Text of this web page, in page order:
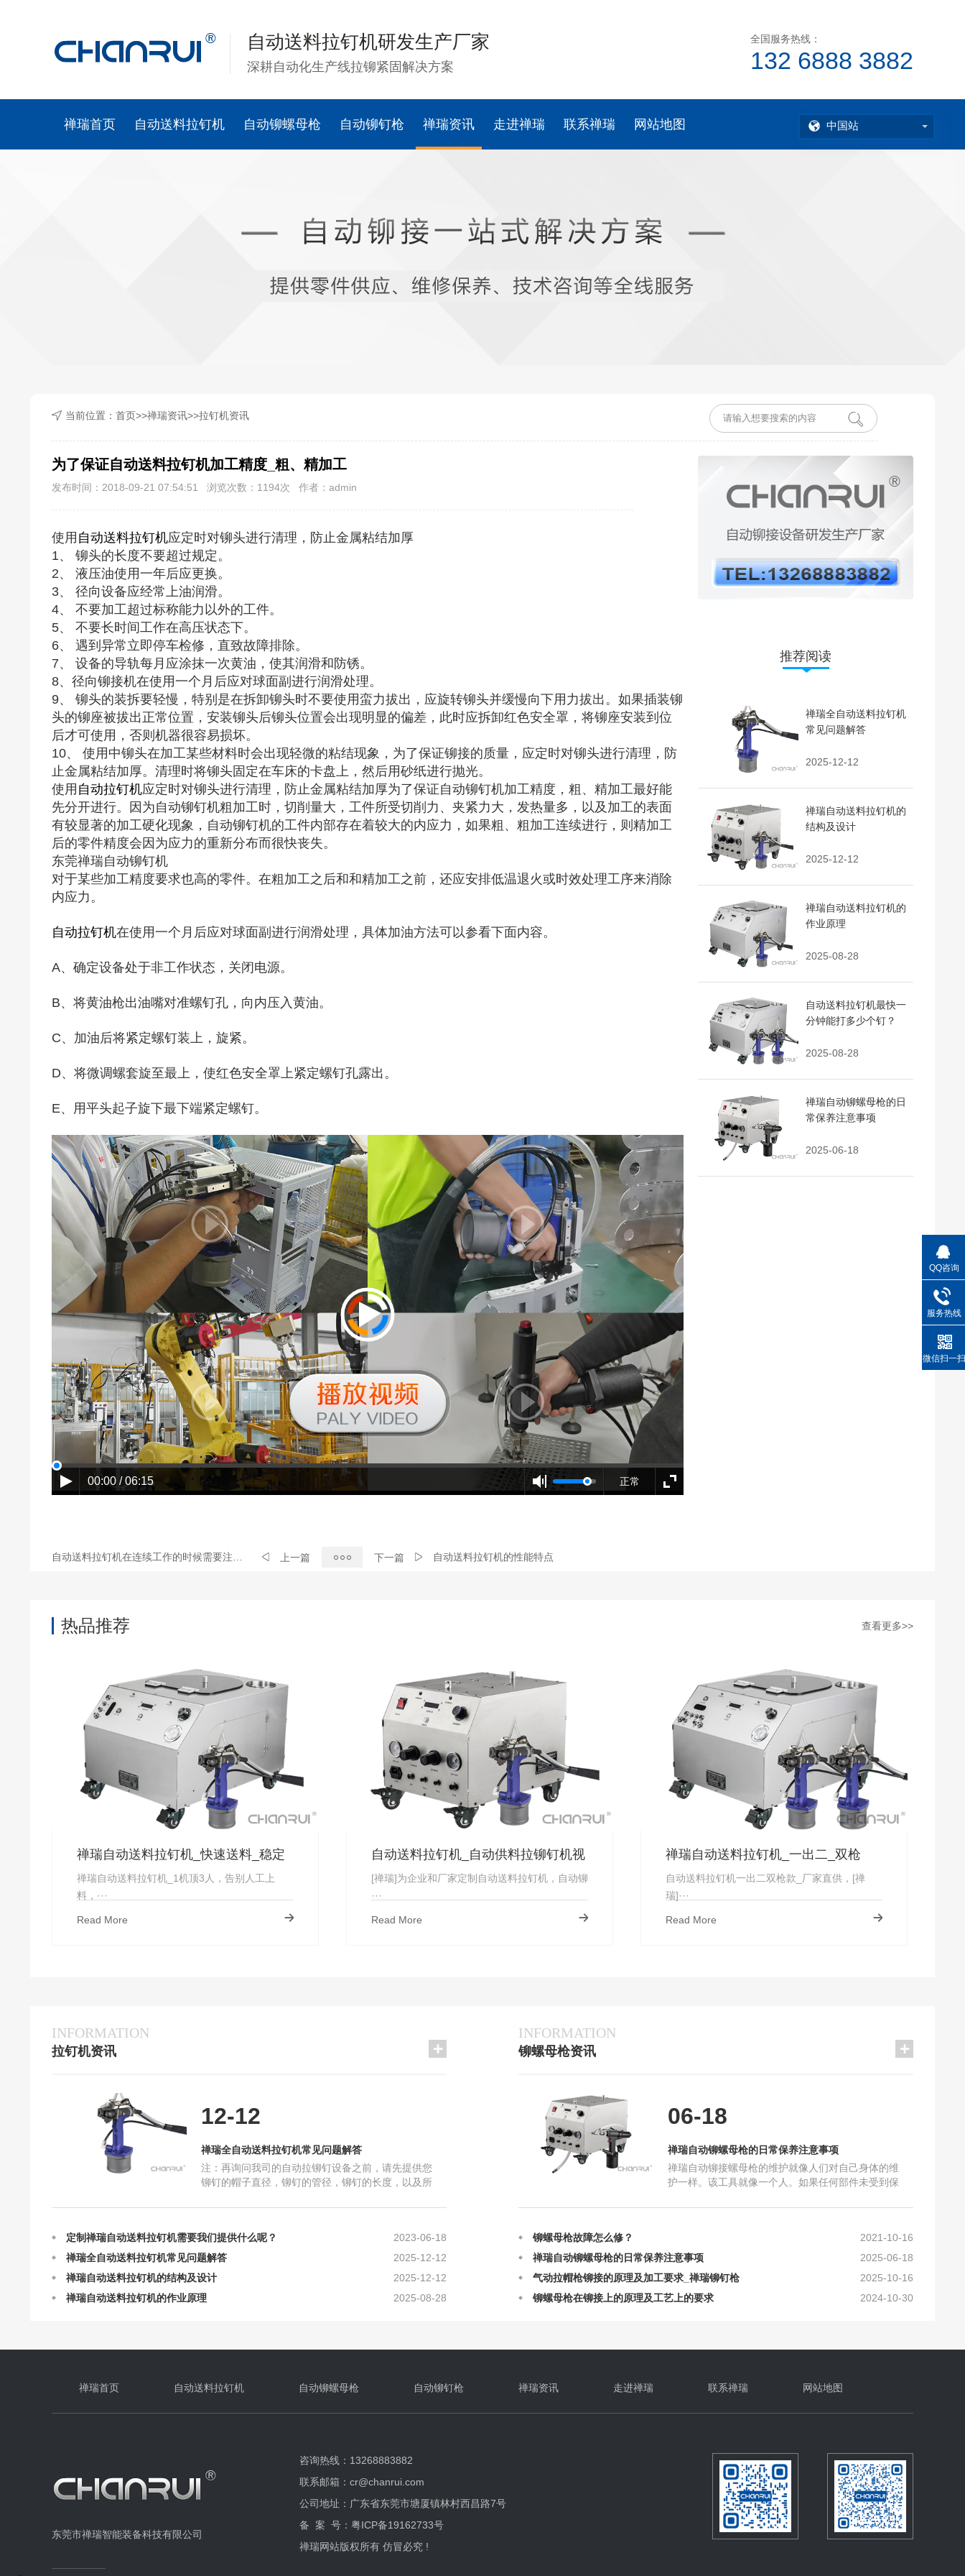
自动送料拉钉机研发生产厂家
深耕自动化生产线拉铆紧固解决方案
全国服务热线：
132 6888 3882
禅瑞首页 自动送料拉钉机 自动铆螺母枪 自动铆钉枪 禅瑞资讯 走进禅瑞 联系禅瑞 网站地图 中国站
当前位置： 首页>>禅瑞资讯>>拉钉机资讯
为了保证自动送料拉钉机加工精度_粗、精加工
发布时间：2018-09-21 07:54:51 浏览次数： 1194次 作者：admin
使用 自动送料拉钉机应定时对铆头进行清理，防止金属粘结加厚
1、 铆头的长度不要超过规定。
2、 液压油使用一年后应更换。
3、 径向设备应经常上油润滑。
4、 不要加工超过标称能力以外的工件。
5、 不要长时间工作在高压状态下。
6、 遇到异常立即停车检修，直致故障排除。
7、 设备的导轨每月应涂抹一次黄油，使其润滑和防锈。
8、径向铆接机在使用一个月后应对球面副进行润滑处理。
9、 铆头的装拆要轻慢，特别是在拆卸铆头时不要使用蛮力拔出，应旋转铆头并缓慢向下用力拔出。如果插装铆
头的铆座被拔出正常位置，安装铆头后铆头位置会出现明显的偏差，此时应拆卸红色安全罩，将铆座安装到位
后才可使用，否则机器很容易损坏。
10、 使用中铆头在加工某些材料时会出现轻微的粘结现象，为了保证铆接的质量，应定时对铆头进行清理，防
止金属粘结加厚。清理时将铆头固定在车床的卡盘上，然后用砂纸进行抛光。
使用 自动拉钉机应定时对铆头进行清理，防止金属粘结加厚为了保证自动铆钉机加工精度，粗、精加工最好能
先分开进行。因为自动铆钉机粗加工时，切削量大，工件所受切削力、夹紧力大，发热量多，以及加工的表面
有较显著的加工硬化现象，自动铆钉机的工件内部存在着较大的内应力，如果粗、粗加工连续进行，则精加工
后的零件精度会因为应力的重新分布而很快丧失。
东莞禅瑞自动铆钉机
对于某些加工精度要求也高的零件。在粗加工之后和和精加工之前，还应安排低温退火或时效处理工序来消除
内应力。
自动拉钉机在使用一个月后应对球面副进行润滑处理，具体加油方法可以参看下面内容。
A、确定设备处于非工作状态，关闭电源。
B、将黄油枪出油嘴对准螺钉孔，向内压入黄油。
C、加油后将紧定螺钉装上，旋紧。
D、将微调螺套旋至最上，使红色安全罩上紧定螺钉孔露出。
E、用平头起子旋下最下端紧定螺钉。
00:00 / 06:15 正常
上一篇 下一篇 自动送料拉钉机的性能特点
推荐阅读
禅瑞全自动送料拉钉机
常见问题解答
2025-12-12
禅瑞自动送料拉钉机的
结构及设计
2025-12-12
禅瑞自动送料拉钉机的
作业原理
2025-08-28
自动送料拉钉机最快一
分钟能打多少个钉？
2025-08-28
禅瑞自动铆螺母枪的日
常保养注意事项
2025-06-18
热品推荐 查看更多>>
禅瑞自动送料拉钉机_快速送料_稳定
上钉_厂家直供-禅瑞
禅瑞自动送料拉钉机_1机顶3人，告别人工上
料，···
Read More
自动送料拉钉机_自动供料拉铆钉机视
频_厂家直供
[禅瑞]为企业和厂家定制自动送料拉钉机，自动铆
···
Read More
禅瑞自动送料拉钉机_一出二_双枪
自动送料拉钉机一出二双枪款_厂家直供，[禅
瑞]···
Read More
INFORMATION
拉钉机资讯
12-12
禅瑞全自动送料拉钉机常见问题解答
注：再询问我司的自动拉铆钉设备之前，请先提供您
铆钉的帽子直径，铆钉的管径，铆钉的长度，以及所
是平面的东西，那就选择
禅瑞全自动送料拉钉机常见问题解答
2025-12-12
禅瑞自动送料拉钉机的结构及设计
自动送料拉钉机最快一分钟能打多少个钉？
抽芯铆钉在使用中一些常见问题和原因
禅瑞自动送料拉钉机选购指南全篇
国产铆钉机和进口铆钉机哪个比较好
2023-08-28
请问你们的自动送料拉钉机可以提供试用吗？
2025-12-12
禅瑞全自动送料拉钉机常见问题解答
2025-12-12
禅瑞自动送料拉钉机的结构及设计
2025-08-28
禅瑞自动送料拉钉机的作业原理
2025-08-28
自动送料拉钉机最快一分钟能打多少个钉？
INFORMATION
铆螺母枪资讯
06-18
禅瑞自动铆螺母枪的日常保养注意事项
禅瑞自动铆接螺母枪的维护就像人们对自己身体的维
护一样。该工具就像一个人。如果任何部件未受到保
因此，使用后必须清洁和
禅瑞自动铆螺母枪的日常保养注意事项
2025-10-16
气动拉帽枪铆接的原理及加工要求_禅瑞铆钉枪
自动铆螺母枪应该如何正确的保养？
拉铆螺母的常见问题是什么？
禅瑞自动铆螺母枪和普通铆螺母枪的区别
禅瑞自动铆螺母枪的用途和常见问题
2022-08-28
禅瑞自动铆螺母枪安装出现的故障及排除方法
2025-06-18
禅瑞自动铆螺母枪的日常保养注意事项
2025-10-16
气动拉帽枪铆接的原理及加工要求_禅瑞铆钉枪
2024-10-30
铆螺母枪在铆接上的原理及工艺上的要求
2024-10-16
自动铆螺母枪应该如何正确的保养？
禅瑞首页 自动送料拉钉机 自动铆螺母枪 自动铆钉枪 禅瑞资讯 走进禅瑞 联系禅瑞 网站地图
东莞市禅瑞智能装备科技有限公司
咨询热线：13268883882
联系邮箱：cr@chanrui.com
公司地址：广东省东莞市塘厦镇林村西昌路7号
备 案 号： 粤ICP备19162733号
禅瑞网站版权所有 仿冒必究 !
QQ咨询
服务热线
微信扫一扫